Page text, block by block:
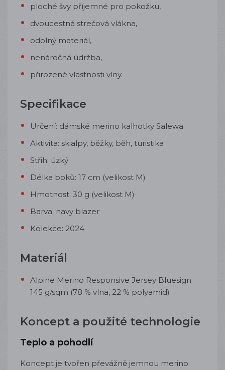
ploché švy příjemné pro pokožku,
dvoucestná strečová vlákna,
odolný materiál,
nenáročná údržba,
přirozené vlastnosti vlny.
Specifikace
Určení: dámské merino kalhotky Salewa
Aktivita: skialpy, běžky, běh, turistika
Střih: úzký
Délka boků: 17 cm (velikost M)
Hmotnost: 30 g (velikost M)
Barva: navy blazer
Kolekce: 2024
Materiál
Alpine Merino Responsive Jersey Bluesign
145 g/sqm (78 % vlna, 22 % polyamid)
Koncept a použité technologie
Teplo a pohodlí
Koncept je tvořen převážně jemnou merino